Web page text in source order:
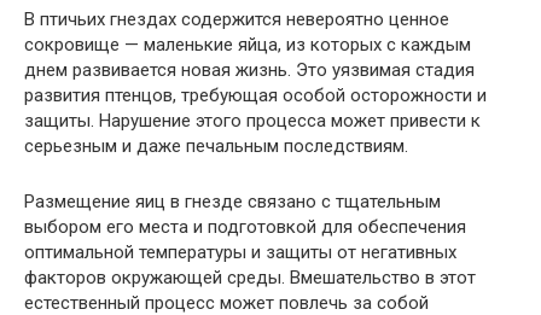
В птичьих гнездах содержится невероятно ценное
сокровище — маленькие яйца, из которых с каждым
днем развивается новая жизнь. Это уязвимая стадия
развития птенцов, требующая особой осторожности и
защиты. Нарушение этого процесса может привести к
серьезным и даже печальным последствиям.
Размещение яиц в гнезде связано с тщательным
выбором его места и подготовкой для обеспечения
оптимальной температуры и защиты от негативных
факторов окружающей среды. Вмешательство в этот
естественный процесс может повлечь за собой